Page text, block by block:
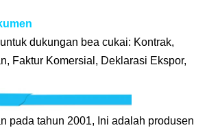
dukungan bea cukai: Kontrak,
Faktur Komersial, Deklarasi Ekspor,
pada tahun 2001, Ini adalah produsen